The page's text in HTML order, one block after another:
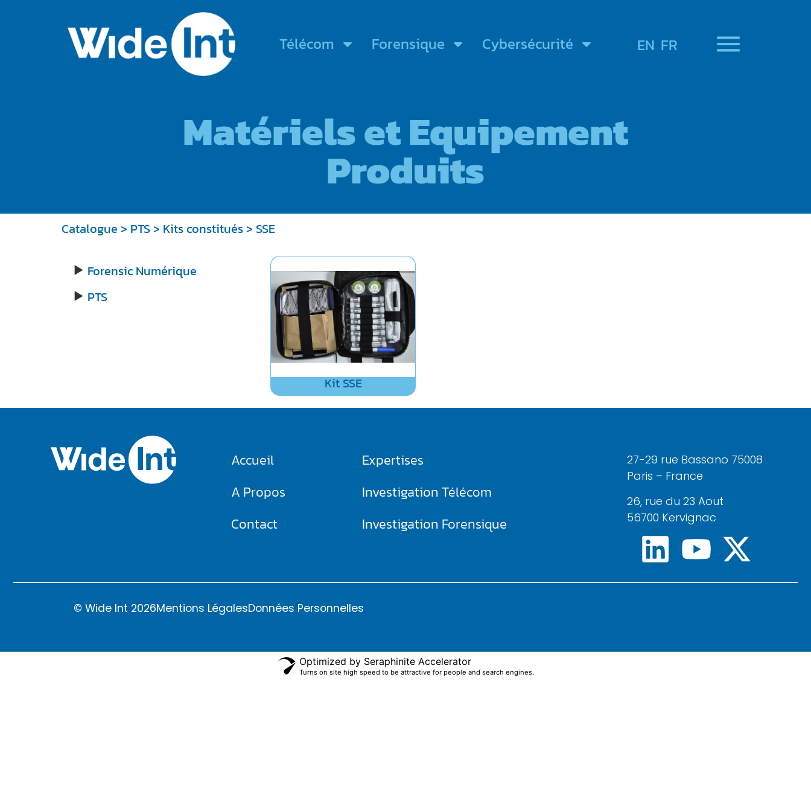
Télécom Forensique Cybersécurité EN FR
Matériels et Equipement
Produits
Catalogue > PTS> Kits constitués> SSE
► Forensic Numérique
► PTS
Kit SSE
Accueil
A Propos
Contact
Expertises
Investigation Télécom​
Investigation Forensique
27-29 rue Bassano 75008
Paris – France
26, rue du 23 Aout
56700 Kervignac
© Wide Int 2026Mentions LégalesDonnées Personnelles
Optimized by Seraphinite Accelerator
Turns on site high speed to be attractive for people and search engines.